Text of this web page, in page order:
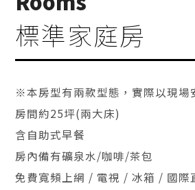
標準家庭房
※本房型有兩款型態，實際以現場
房間約25坪(兩大床)
含自助式早餐
房內備有礦泉水/咖啡/茶包
免費寬頻上網 / 電視 / 冰箱 / 國際